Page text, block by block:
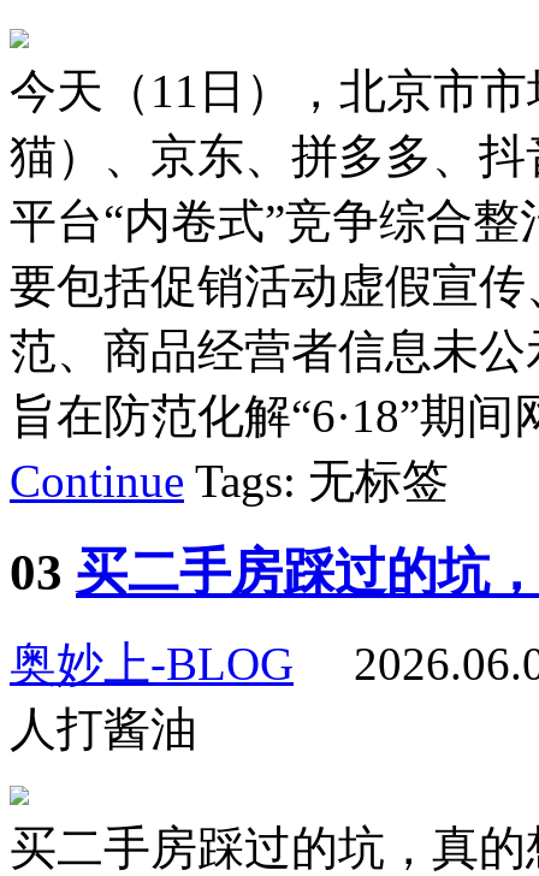
今天（11日），北京市
猫）、京东、拼多多、
平台“内卷式”竞争综合
要包括促销活动虚假宣
范、商品经营者信息未
旨在防范化解“6·18”期
Continue Tags: 无标签
03 买二手房踩过的坑
奥妙上-BLOG
人打酱油
买二手房踩过的坑，真